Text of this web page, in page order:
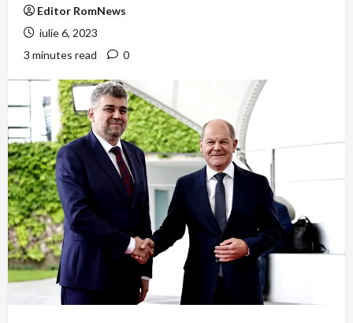
Editor RomNews
iulie 6, 2023
3 minutes read
0